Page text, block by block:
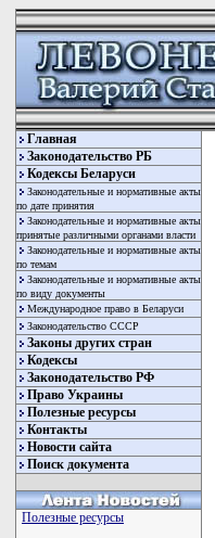
Главная
Законодательство РБ
Кодексы Беларуси
Законодательные и нормативные акты
по дате принятия
Законодательные и нормативные акты
принятые различными органами власти
Законодательные и нормативные акты
по темам
Законодательные и нормативные акты
по виду документы
Международное право в Беларуси
Законодательство СССР
Законы других стран
Кодексы
Законодательство РФ
Право Украины
Полезные ресурсы
Контакты
Новости сайта
Поиск документа
Полезные ресурсы